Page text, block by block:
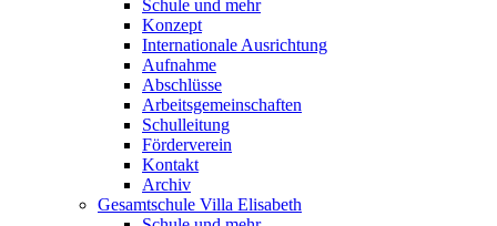
Schule und mehr
Konzept
Internationale Ausrichtung
Aufnahme
Abschlüsse
Arbeitsgemeinschaften
Schulleitung
Förderverein
Kontakt
Archiv
Gesamtschule Villa Elisabeth